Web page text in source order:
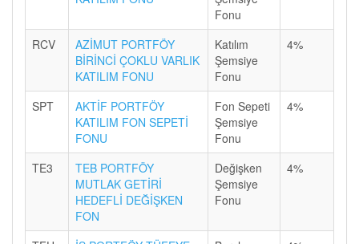
Fonu
RCV
AZİMUT PORTFÖY
BİRİNCİ ÇOKLU VARLIK
KATILIM FONU
Katılım
Şemsiye
Fonu
4%
SPT
AKTİF PORTFÖY
KATILIM FON SEPETİ
FONU
Fon Sepeti
Şemsiye
Fonu
4%
TE3
TEB PORTFÖY
MUTLAK GETİRİ
HEDEFLİ DEĞİŞKEN
FON
Değişken
Şemsiye
Fonu
4%